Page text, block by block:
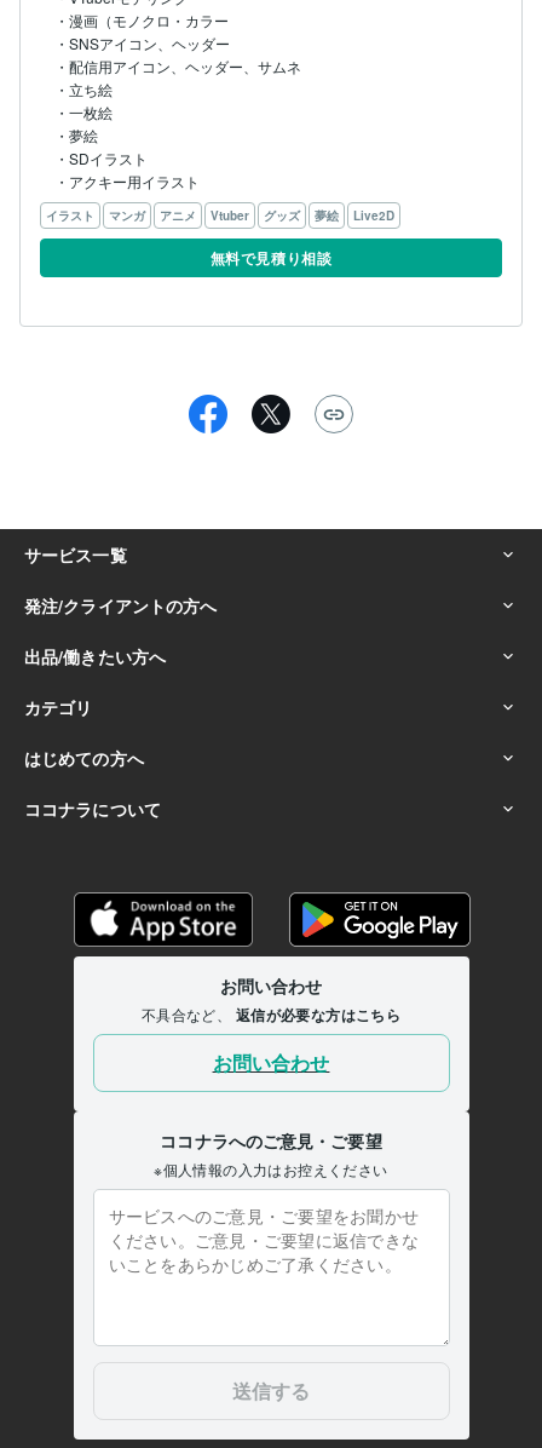
・漫画（モノクロ・カラー
・SNSアイコン、ヘッダー
・配信用アイコン、ヘッダー、サムネ
・立ち絵
・一枚絵
・夢絵
・SDイラスト
・アクキー用イラスト
イラスト マンガ アニメ Vtuber グッズ 夢絵 Live2D
無料で見積り相談